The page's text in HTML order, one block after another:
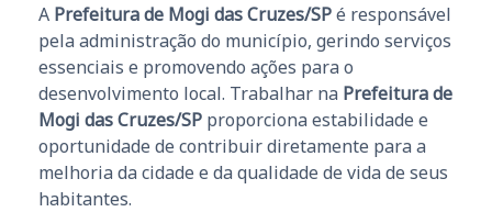
A Prefeitura de Mogi das Cruzes/SPé responsável
pela administração do município, gerindo serviços
essenciais e promovendo ações para o
desenvolvimento local. Trabalhar na Prefeitura de
Mogi das Cruzes/SP proporciona estabilidade e
oportunidade de contribuir diretamente para a
melhoria da cidade e da qualidade de vida de seus
habitantes.